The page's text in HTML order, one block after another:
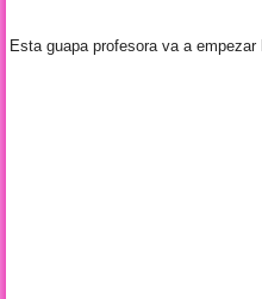
Esta guapa profesora va a